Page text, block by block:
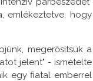
emlékeztetve, hogy
megerősítsük a
jelent" - ismételte
egy fiatal emberrel